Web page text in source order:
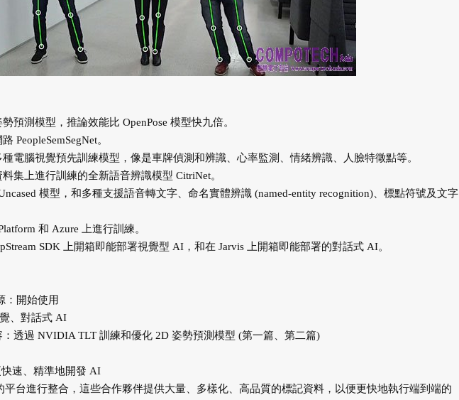
預測模型，推論效能比 OpenPose 模型快九倍。
PeopleSemSegNet。
電腦視覺預先訓練模型，像是車牌偵測和辨識、心率監測、情緒辨識、人臉特徵點等。
集上進行訓練的全新語音辨識模型 CitriNet。
模型，和多種支援語音轉文字、命名實體辨識 (named-entity recognition)、標點符號及文字
和 Azure 上進行訓練。
SDK 上開箱即能部署視覺型 AI，和在 Jarvis 上開箱即能部署的對話式 AI。
：開始使用
、對話式 AI
透過 NVIDIA TLT 訓練和優化 2D 姿勢預測模型 (第一篇、第二篇)
速、精準地開發 AI
平台進行整合，這些合作夥伴提供大量、多樣化、高品質的標記資料，以便更快地執行端到端的